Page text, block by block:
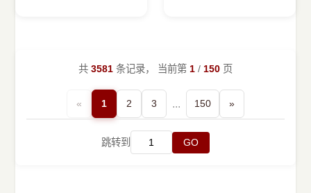
共 3581 条记录， 当前第 1 / 150 页
« 1 2 3 ... 150 »
跳转到 GO